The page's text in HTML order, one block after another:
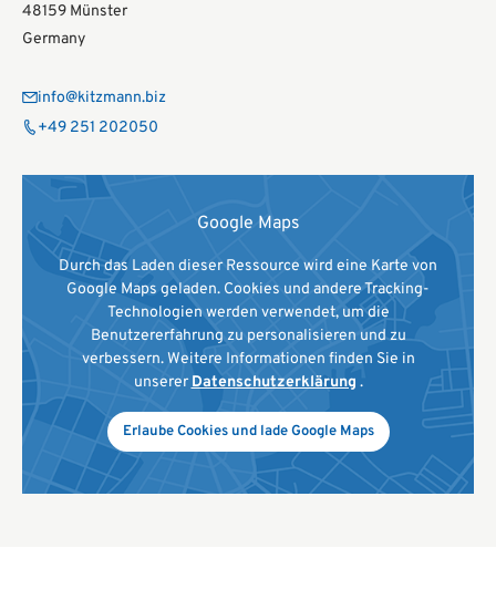
48159 Münster
Germany
info@kitzmann.biz
+49 251 202050
Google Maps
Durch das Laden dieser Ressource wird eine Karte von
Google Maps geladen. Cookies und andere Tracking-
Technologien werden verwendet, um die
Benutzererfahrung zu personalisieren und zu
verbessern. Weitere Informationen finden Sie in
unserer Datenschutzerklärung .
Erlaube Cookies und lade Google Maps